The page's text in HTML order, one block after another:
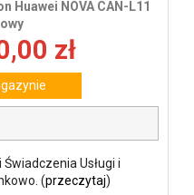
Huawei NOVA CAN-L11
zł
Usługi i
(przeczytaj)